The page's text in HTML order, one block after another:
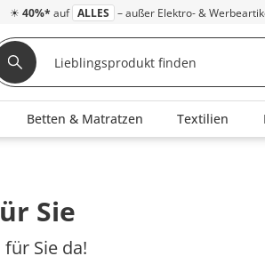
☀ 40%* auf ALLES – außer Elektro- &
Betten & Matratzen Textilien
Sie
Sie da!